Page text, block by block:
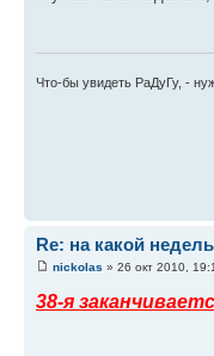
Что-бы увидеть РаДуГу, -
Re: на какой
nickolas » 26 окт 2010,
38-я